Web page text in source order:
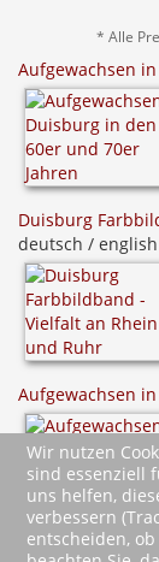
* Alle
Aufgewachsen
Duisburg
deutsch /
Aufgewachsen
Wir nutzen
sind essenziell
uns helfen,
verbessern
entscheiden,